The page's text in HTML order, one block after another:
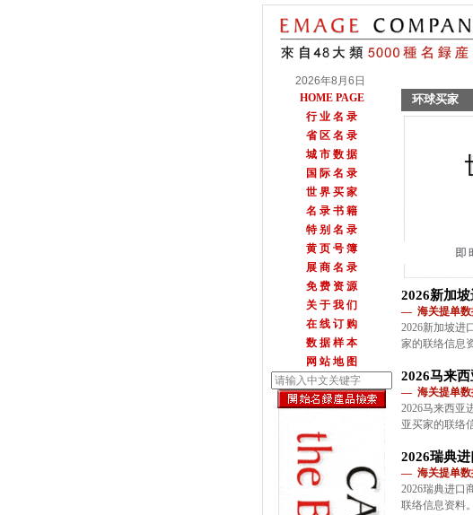
2026年8月6日
HOME PAGE
行 业 名 录
省 区 名 录
城 市 数 据
国 际 名 录
世 界 买 家
名 录 书 籍
特 别 名 录
黄 页 号 簿
展 商 名 录
免 费 资 源
关 于 我 们
在 线 订 购
数 据 样 本
网 站 地 图
环球买家
2026新加
— 海关提单数
2026新加坡进
家的联络信息
2026马来
— 海关提单数
2026马来西亚
亚买家的联络
2026瑞典
— 海关提单数
2026瑞典进口
联络信息资料。